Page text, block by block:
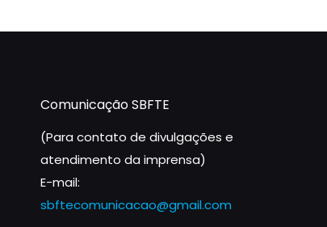
Comunicação SBFTE
(Para contato de divulgações e
atendimento da imprensa)
E-mail:
sbftecomunicacao@gmail.com